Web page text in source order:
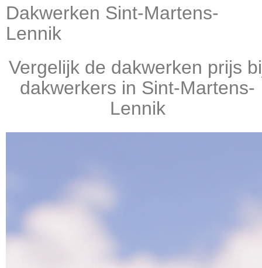
Dakwerken Sint-Martens-
Lennik
Vergelijk de dakwerken prijs
dakwerkers in Sint-Martens-
Lennik